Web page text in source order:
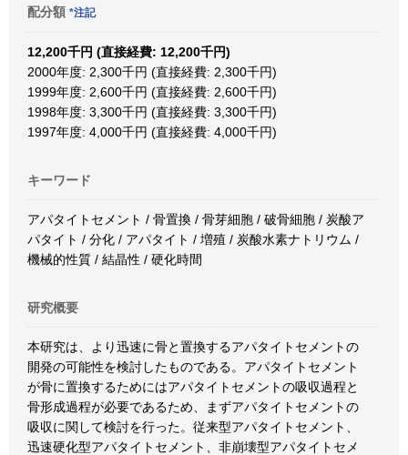
配分額 *注記
12,200千円 (直接経費: 12,200千円)
2000年度: 2,300千円 (直接経費: 2,300千円)
1999年度: 2,600千円 (直接経費: 2,600千円)
1998年度: 3,300千円 (直接経費: 3,300千円)
1997年度: 4,000千円 (直接経費: 4,000千円)
キーワード
アパタイトセメント / 骨置換 / 骨芽細胞 / 破骨細胞 / 炭酸ア
パタイト / 分化 / アパタイト / 増殖 / 炭酸水素ナトリウム /
機械的性質 / 結晶性 / 硬化時間
研究概要
本研究は、より迅速に骨と置換するアパタイトセメントの
開発の可能性を検討したものである。アパタイトセメント
が骨に置換するためにはアパタイトセメントの吸収過程と
骨形成過程が必要であるため、まずアパタイトセメントの
吸収に関して検討を行った。従来型アパタイトセメント、
迅速硬化型アパタイトセメント、非崩壊型アパタイトセメ